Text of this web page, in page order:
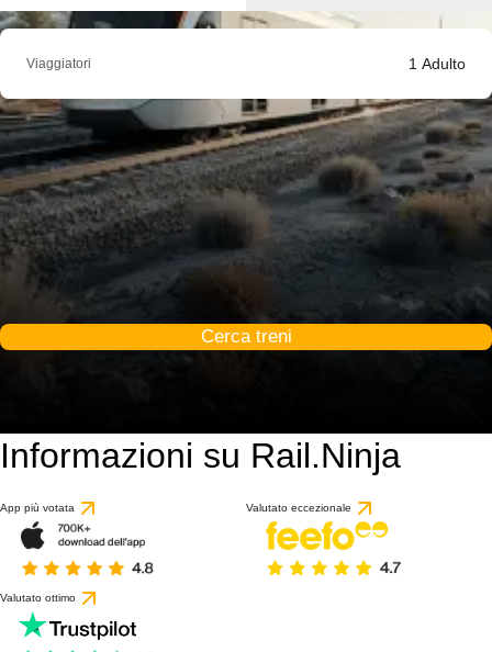
Viaggiatori 1 Adulto
Cerca treni
Informazioni su Rail.Ninja
App più votata Valutato eccezionale
Valutato ottimo